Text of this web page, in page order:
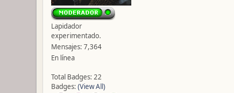
Lapidador
experimentado.
Mensajes: 7,364
En línea
Total Badges: 22
Badges: (View All)